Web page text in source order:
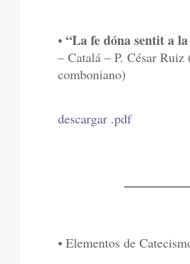
• “La fe dóna sentit a
– Catalá – P. César
comboniano)
descargar .pdf
• Elementos de